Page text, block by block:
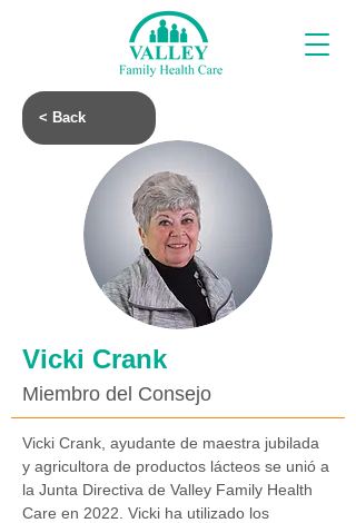
< Back
Vicki Crank
Miembro del Consejo
Vicki Crank, ayudante de maestra jubilada
y agricultora de productos lácteos se unió a
la Junta Directiva de Valley Family Health
Care en 2022. Vicki ha utilizado los